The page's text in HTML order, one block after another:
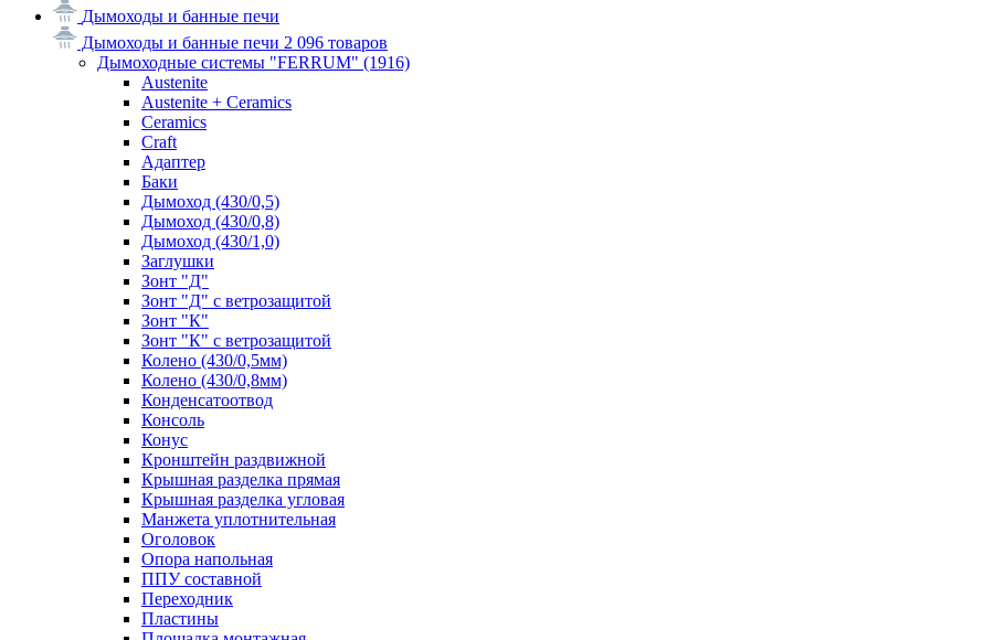
Дымоходы и банные печи
Дымоходы и банные печи 2 096 товаров
Дымоходные системы "FERRUM" (1916)
Austenite
Austenite + Ceramics
Ceramics
Craft
Адаптер
Баки
Дымоход (430/0,5)
Дымоход (430/0,8)
Дымоход (430/1,0)
Заглушки
Зонт "Д"
Зонт "Д" с ветрозащитой
Зонт "К"
Зонт "К" с ветрозащитой
Колено (430/0,5мм)
Колено (430/0,8мм)
Конденсатоотвод
Консоль
Конус
Кронштейн раздвижной
Крышная разделка прямая
Крышная разделка угловая
Манжета уплотнительная
Оголовок
Опора напольная
ППУ составной
Переходник
Пластины